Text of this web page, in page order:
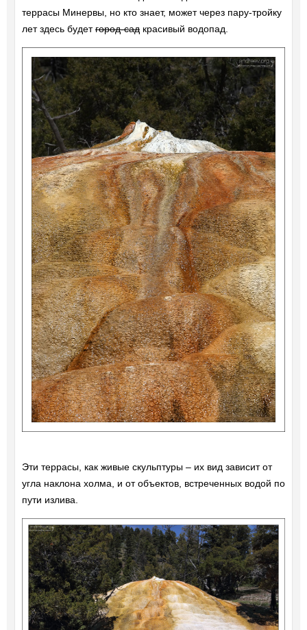
террасы Минервы, но кто знает, может через пару-тройку
лет здесь будетгород-садкрасивый водопад.
Эти террасы, как живые скульптуры – их вид зависит от
угла наклона холма, и от объектов, встреченных водой по
пути излива.